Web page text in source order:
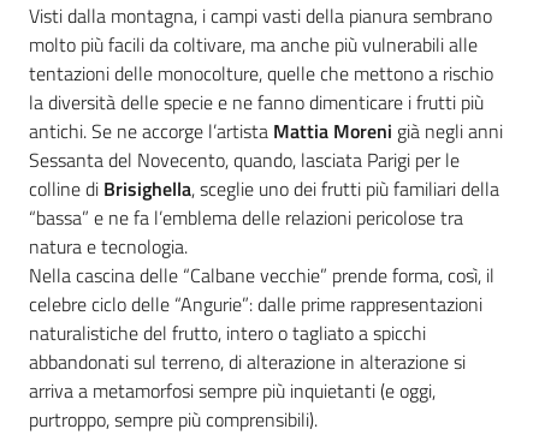
Visti dalla montagna, i campi vasti della pianura sembrano
molto più facili da coltivare, ma anche più vulnerabili alle
tentazioni delle monocolture, quelle che mettono a rischio
la diversità delle specie e ne fanno dimenticare i frutti più
antichi. Se ne accorge l’artista Mattia Moreni già negli anni
Sessanta del Novecento, quando, lasciata Parigi per le
colline di Brisighella, sceglie uno dei frutti più familiari della
“bassa” e ne fa l’emblema delle relazioni pericolose tra
natura e tecnologia.
Nella cascina delle “Calbane vecchie” prende forma, così, il
celebre ciclo delle “Angurie”: dalle prime rappresentazioni
naturalistiche del frutto, intero o tagliato a spicchi
abbandonati sul terreno, di alterazione in alterazione si
arriva a metamorfosi sempre più inquietanti (e oggi,
purtroppo, sempre più comprensibili).